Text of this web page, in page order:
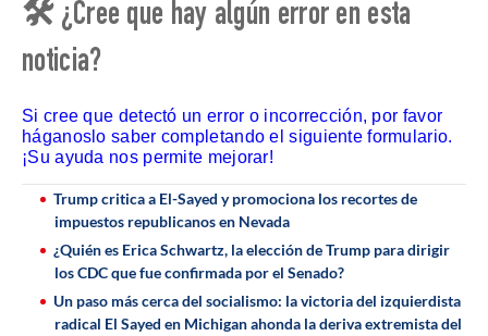
🛠 ¿Cree que hay algún error en esta
noticia?
Si cree que detectó un error o incorrección, por favor
háganoslo saber completando el siguiente formulario.
¡Su ayuda nos permite mejorar!
Trump critica a El-Sayed y promociona los recortes de
impuestos republicanos en Nevada
¿Quién es Erica Schwartz, la elección de Trump para dirigir
los CDC que fue confirmada por el Senado?
Un paso más cerca del socialismo: la victoria del izquierdista
radical El Sayed en Michigan ahonda la deriva extremista del